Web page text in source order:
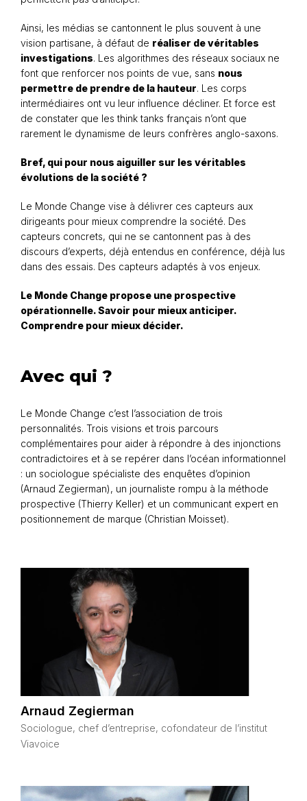
Ainsi, les médias se cantonnent le plus souvent à une
vision partisane, à défaut de réaliser de véritables
investigations. Les algorithmes des réseaux sociaux ne
font que renforcer nos points de vue, sans nous
permettre de prendre de la hauteur. Les corps
intermédiaires ont vu leur influence décliner. Et force est
de constater que les think tanks français n’ont que
rarement le dynamisme de leurs confrères anglo-saxons.
Bref, qui pour nous aiguiller sur les véritables
évolutions de la société ?
Le Monde Change vise à délivrer ces capteurs aux
dirigeants pour mieux comprendre la société. Des
capteurs concrets, qui ne se cantonnent pas à des
discours d’experts, déjà entendus en conférence, déjà lus
dans des essais. Des capteurs adaptés à vos enjeux.
Le Monde Change propose une prospective
opérationnelle. Savoir pour mieux anticiper.
Comprendre pour mieux décider.
Avec qui ?
Le Monde Change c’est l’association de trois
personnalités. Trois visions et trois parcours
complémentaires pour aider à répondre à des injonctions
contradictoires et à se repérer dans l’océan informationnel
: un sociologue spécialiste des enquêtes d’opinion
(Arnaud Zegierman), un journaliste rompu à la méthode
prospective (Thierry Keller) et un communicant expert en
positionnement de marque (Christian Moisset).
Arnaud Zegierman
Sociologue, chef d’entreprise, cofondateur de l’institut
Viavoice